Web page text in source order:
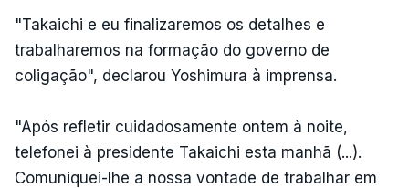
"Takaichi e eu finalizaremos os detalhes e
trabalharemos na formação do governo de
coligação", declarou Yoshimura à imprensa.
"Após refletir cuidadosamente ontem à noite,
telefonei à presidente Takaichi esta manhã (...).
Comuniquei-lhe a nossa vontade de trabalhar em